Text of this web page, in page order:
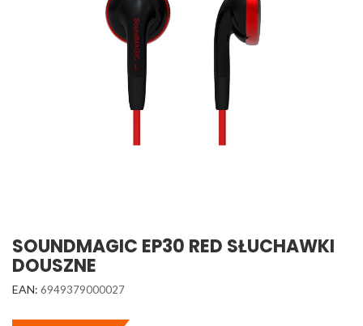
SOUNDMAGIC EP30 RED SŁUCHAWKI
DOUSZNE
EAN: 6949379000027